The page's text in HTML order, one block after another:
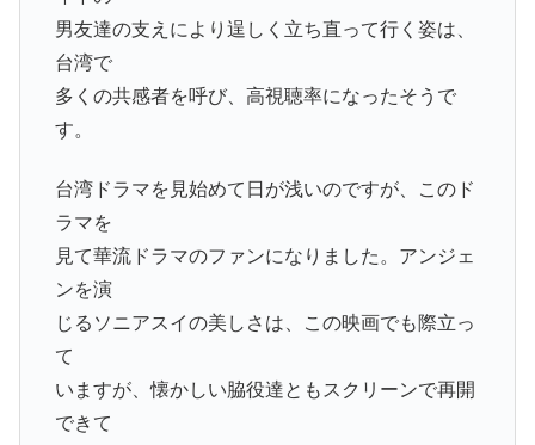
男友達の支えにより逞しく立ち直って行く姿は、
台湾で
多くの共感者を呼び、高視聴率になったそうで
す。
台湾ドラマを見始めて日が浅いのですが、このド
ラマを
見て華流ドラマのファンになりました。アンジェ
ンを演
じるソニアスイの美しさは、この映画でも際立っ
て
いますが、懐かしい脇役達ともスクリーンで再開
できて